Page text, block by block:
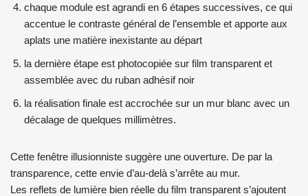
chaque module est agrandi en 6 étapes successives, ce qui
accentue le contraste général de l’ensemble et apporte aux
aplats une matière inexistante au départ
la dernière étape est photocopiée sur film transparent et
assemblée avec du ruban adhésif noir
la réalisation finale est accrochée sur un mur blanc avec un
décalage de quelques millimètres.
Cette fenêtre illusionniste suggère une ouverture. De par la
transparence, cette envie d’au-delà s’arrête au mur.
Les reflets de lumière bien réelle du film transparent s’ajoutent